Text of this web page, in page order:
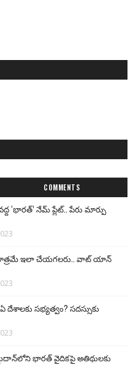
COMMENTS
‘భారత్’ నేమ్ ప్లేట్‌.. పేరు మార్పు
మాత్రమే ఇలా చేయగలరు.. వాట్ యాన్
దేశాలకు సభ్యత్వం? సదస్సుకు
మైదాన్‌లోని భారత్ వైదికపై అతిథులకు